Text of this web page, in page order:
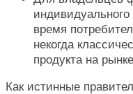
время
некогда
продукта на
Как истинные